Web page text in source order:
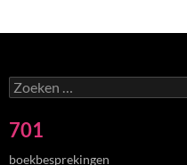
Zoeken
naar:
701
boekbesprekingen